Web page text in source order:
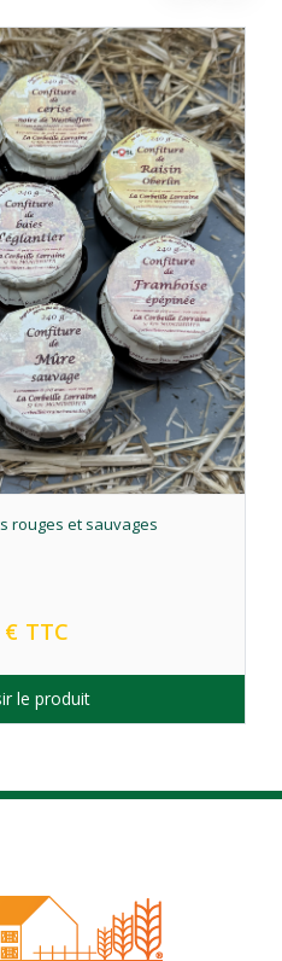
rouges et sauvages
€ TTC
le produit